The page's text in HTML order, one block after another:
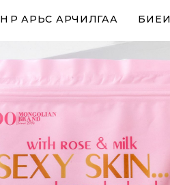
НҮҮР АРЬС АРЧИЛГАА